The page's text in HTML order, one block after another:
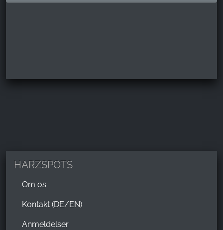
HARZSPOTS
Om os
Kontakt (DE/EN)
Anmeldelser